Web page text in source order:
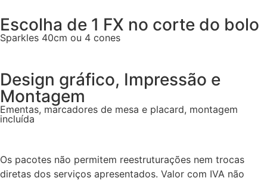
Escolha de 1 FX no corte do bolo
Sparkles 40cm ou 4 cones
Design gráfico, Impressão e
Montagem
Ementas, marcadores de mesa e placard, montagem
incluída
Os pacotes não permitem reestruturações nem trocas
diretas dos serviços apresentados. Valor com IVA não